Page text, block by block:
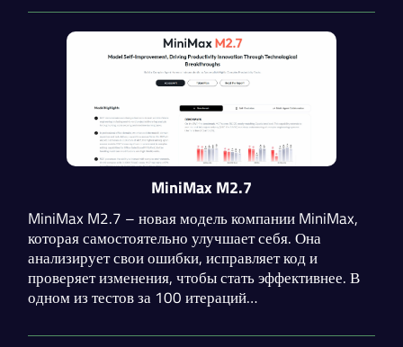
напрямую.
MiniMax M2.7
MiniMax M2.7 – новая модель компании MiniMax,
которая самостоятельно улучшает себя. Она
анализирует свои ошибки, исправляет код и
проверяет изменения, чтобы стать эффективнее. В
одном из тестов за 100 итераций
ученика, который сам проверяет домашнее задание